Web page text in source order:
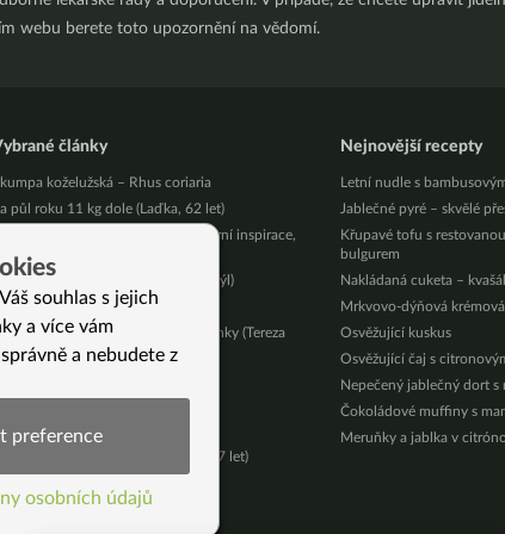
webu berete toto upozornění na vědomí.
články
koželužská – Rhus coriaria
půl roku 11 kg dole (Laďka, 62 let)
se zpěvem ptáků: Moje jarní inspirace,
mění životy
vám nikdo neřekne (Jindřich Motýl)
Jinak v Sama doma
sobě a svým instinktům, maminky (Tereza
let, 3 děti)
v pátek večer
jsem se před očima (Miška, 37 let)
Nejnovější recepty
Letní nudle s
Jablečné pyré – skvělé
Křupavé tofu s
bulgurem
Nakládaná cuketa –
Mrkvovo-dýňová
Osvěžující kuskus
Osvěžující čaj s
Nepečený jablečný dort s
Čokoládové muffiny s
Meruňky a jablka v
souhlas s jejich
a více vám
a nebudete z
preference
osobních údajů